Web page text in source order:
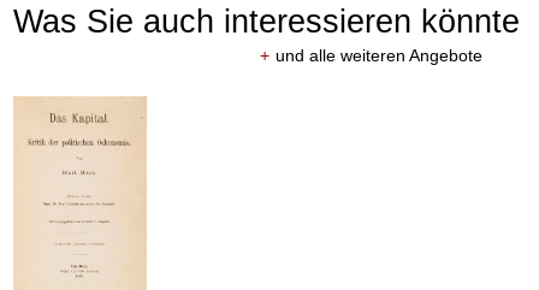
Was Sie auch interessieren könnte
+ und alle weiteren Angebote